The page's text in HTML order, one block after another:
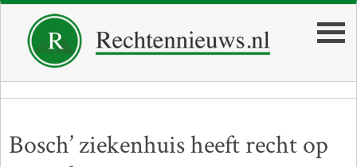
Bosch’ ziekenhuis heeft recht op